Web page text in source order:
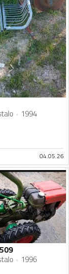
1994
04.05.26
1996